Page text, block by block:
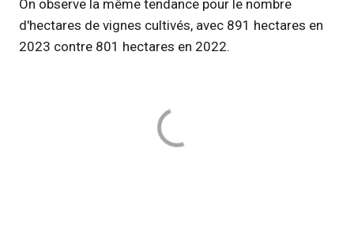
On observe la même tendance pour le nombre
d'hectares de vignes cultivés, avec 891 hectares en
2023 contre 801 hectares en 2022.